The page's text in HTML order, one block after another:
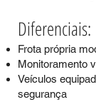
Diferenciais:
Frota própria
Monitoramento
Veículos
segurança